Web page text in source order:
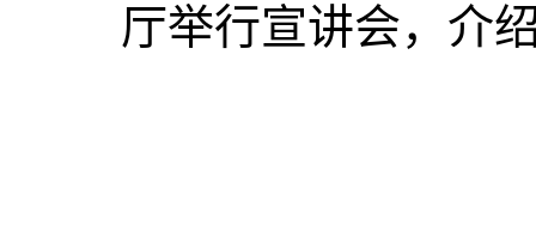
厅举行宣讲会，介